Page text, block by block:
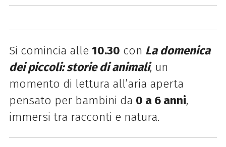
Si comincia alle 10.30 con La domenica
dei piccoli: storie di animali, un
momento di lettura all’aria aperta
pensato per bambini da 0 a 6 anni,
immersi tra racconti e natura.